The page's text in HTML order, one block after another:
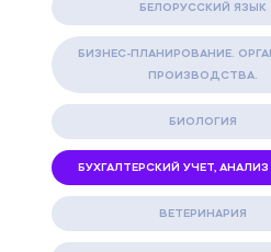
БЕЛОРУССКИЙ ЯЗЫК
БИЗНЕС-ПЛАНИРОВАНИЕ.
ПРОИЗВОДСТВА.
БИОЛОГИЯ
БУХГАЛТЕРСКИЙ УЧЕТ,
ВЕТЕРИНАРИЯ